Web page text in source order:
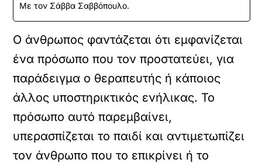
Με τον Σάββα Σαββόπουλο.
Ο άνθρωπος φαντάζεται ότι εμφανίζεται
ένα πρόσωπο που τον προστατεύει, για
παράδειγμα ο θεραπευτής ή κάποιος
άλλος υποστηρικτικός ενήλικας. Το
πρόσωπο αυτό παρεμβαίνει,
υπερασπίζεται το παιδί και αντιμετωπίζει
τον άνθρωπο που το επικρίνει ή το